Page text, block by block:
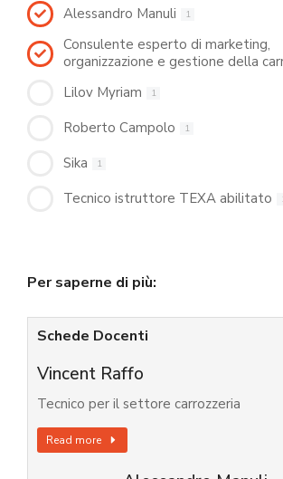
Alessandro Manuli 1
Consulente esperto di marketing,
organizzazione e gestione della
Lilov Myriam 1
Roberto Campolo 1
Sika 1
Tecnico istruttore TEXA abilitato
Per saperne di più:
Schede Docenti
Vincent Raffo
Tecnico per il settore carrozzeria
Read more